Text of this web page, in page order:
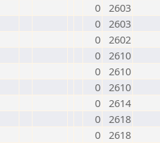
0 2603
0 2603
0 2602
0 2610
0 2610
0 2610
0 2614
0 2618
0 2618